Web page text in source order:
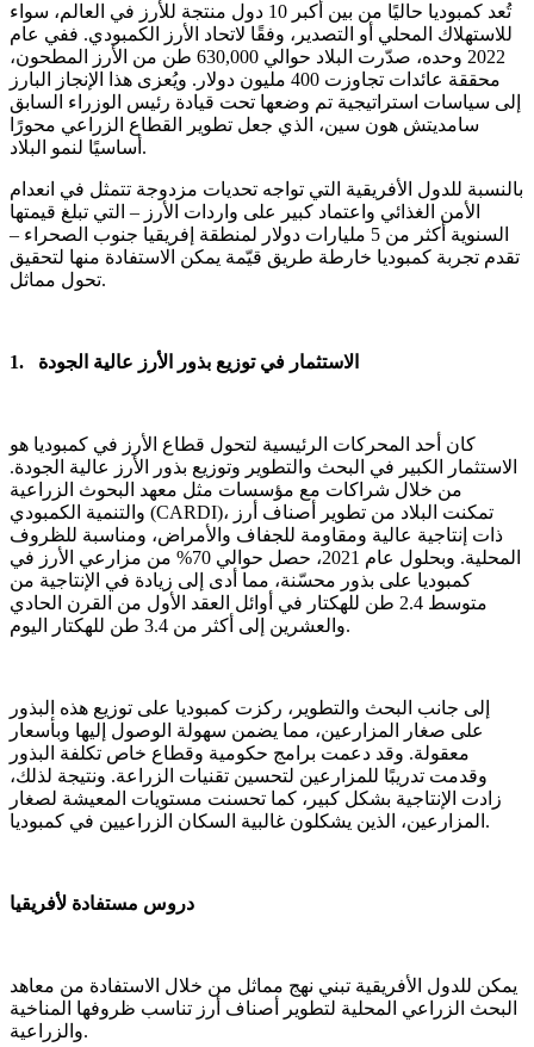
تُعد كمبوديا حاليًا من بين أكبر 10 دول منتجة للأرز في العالم، سواء
للاستهلاك المحلي أو التصدير، وفقًا لاتحاد الأرز الكمبودي. ففي عام
2022 وحده، صدّرت البلاد حوالي 630,000 طن من الأرز المطحون،
محققة عائدات تجاوزت 400 مليون دولار. ويُعزى هذا الإنجاز البارز
إلى سياسات استراتيجية تم وضعها تحت قيادة رئيس الوزراء السابق
سامديتش هون سين، الذي جعل تطوير القطاع الزراعي محورًا
أساسيًا لنمو البلاد.
بالنسبة للدول الأفريقية التي تواجه تحديات مزدوجة تتمثل في انعدام
الأمن الغذائي واعتماد كبير على واردات الأرز – التي تبلغ قيمتها
السنوية أكثر من 5 مليارات دولار لمنطقة إفريقيا جنوب الصحراء –
تقدم تجربة كمبوديا خارطة طريق قيّمة يمكن الاستفادة منها لتحقيق
تحول مماثل.
1. الاستثمار في توزيع بذور الأرز عالية الجودة
كان أحد المحركات الرئيسية لتحول قطاع الأرز في كمبوديا هو
الاستثمار الكبير في البحث والتطوير وتوزيع بذور الأرز عالية الجودة.
من خلال شراكات مع مؤسسات مثل معهد البحوث الزراعية
والتنمية الكمبودي (CARDI)، تمكنت البلاد من تطوير أصناف أرز
ذات إنتاجية عالية ومقاومة للجفاف والأمراض، ومناسبة للظروف
المحلية. وبحلول عام 2021، حصل حوالي 70% من مزارعي الأرز في
كمبوديا على بذور محسّنة، مما أدى إلى زيادة في الإنتاجية من
متوسط 2.4 طن للهكتار في أوائل العقد الأول من القرن الحادي
والعشرين إلى أكثر من 3.4 طن للهكتار اليوم.
إلى جانب البحث والتطوير، ركزت كمبوديا على توزيع هذه البذور
على صغار المزارعين، مما يضمن سهولة الوصول إليها وبأسعار
معقولة. وقد دعمت برامج حكومية وقطاع خاص تكلفة البذور
وقدمت تدريبًا للمزارعين لتحسين تقنيات الزراعة. ونتيجة لذلك،
زادت الإنتاجية بشكل كبير، كما تحسنت مستويات المعيشة لصغار
المزارعين، الذين يشكلون غالبية السكان الزراعيين في كمبوديا.
دروس مستفادة لأفريقيا
يمكن للدول الأفريقية تبني نهج مماثل من خلال الاستفادة من معاهد
البحث الزراعي المحلية لتطوير أصناف أرز تناسب ظروفها المناخية
والزراعية.